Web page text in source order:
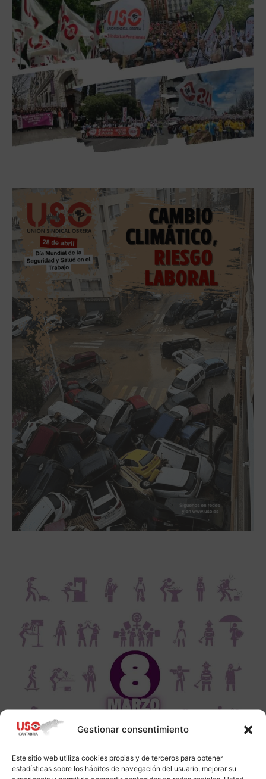
Gestionar consentimiento
Este sitio web utiliza cookies propias y de terceros para obtener
estadísticas sobre los hábitos de navegación del usuario, mejorar su